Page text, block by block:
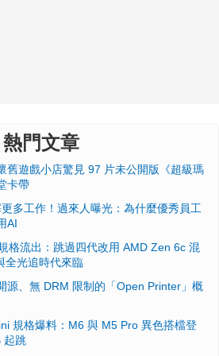
熱門文章
舊遊戲小店驚見 97 片未公開版《超級瑪
卡帶
多工作！過來人曝光：為什麼優秀員工
AI
格流出：跳過四代改用 AMD Zen 6c 混
全光追時代來臨
源、無 DRM 限制的「Open Printer」概
規格爆料：M6 與 M5 Pro 異色搭檔登
起跳